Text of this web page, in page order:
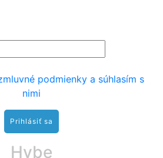
podmienky a súhlasím s
nimi
Hybe